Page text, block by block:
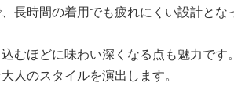
長時間の着用でも疲れにくい設計とな
むほどに味わい深くなる点も魅力です
人のスタイルを演出します。